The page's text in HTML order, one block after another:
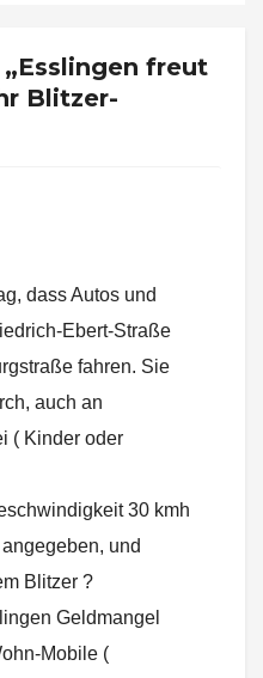
freut
Blitzer-
dass Autos und
Ebert-Straße
fahren. Sie
auch an
( Kinder oder
30 kmh
und
Blitzer ?
Geldmangel
Mobile (